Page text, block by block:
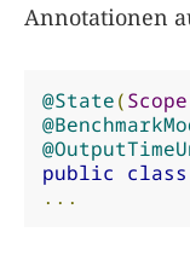
Annotationen
@State(Scope
public class
...